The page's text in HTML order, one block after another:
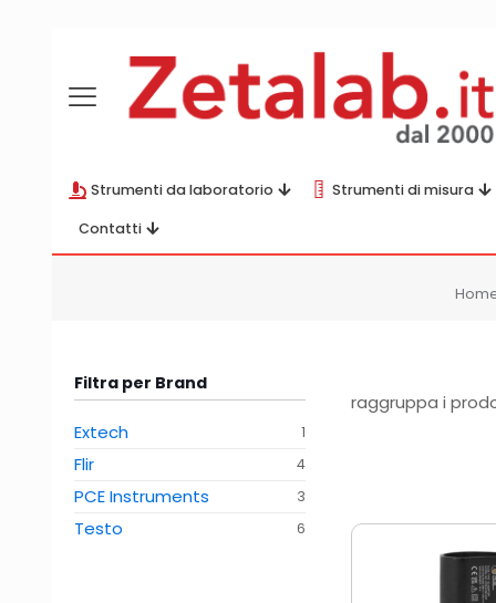
Strumenti da laboratorio Strumenti di misura
Contatti
raggruppa i
Filtra per Brand
Extech 1
Flir 4
PCE Instruments 3
Testo 6